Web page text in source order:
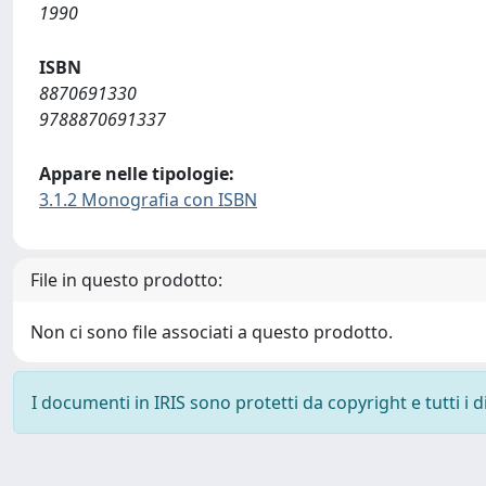
1990
ISBN
8870691330
9788870691337
Appare nelle tipologie:
3.1.2 Monografia con ISBN
File in questo prodotto:
Non ci sono file associati a questo prodotto.
I documenti in IRIS sono protetti da copyright e tutti i